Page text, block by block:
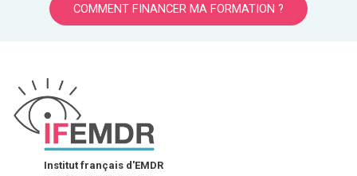
COMMENT FINANCER MA FORMATION ?
Institut français d'EMDR